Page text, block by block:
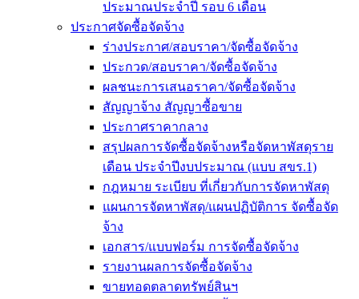
ประมาณประจำปี รอบ 6 เดือน
ประกาศจัดซื้อจัดจ้าง
ร่างประกาศ/สอบราคา/จัดซื้อจัดจ้าง
ประกวด/สอบราคา/จัดซื้อจัดจ้าง
ผลชนะการเสนอราคา/จัดซื้อจัดจ้าง
สัญญาจ้าง สัญญาซื้อขาย
ประกาศราคากลาง
สรุปผลการจัดซื้อจัดจ้างหรือจัดหาพัสดุราย
เดือน ประจำปีงบประมาณ (แบบ สขร.1)
กฎหมาย ระเบียบ ที่เกี่ยวกับการจัดหาพัสดุ
แผนการจัดหาพัสดุ/แผนปฏิบัติการ จัดซื้อจัด
จ้าง
เอกสาร/แบบฟอร์ม การจัดซื้อจัดจ้าง
รายงานผลการจัดซื้อจัดจ้าง
ขายทอดตลาดทรัพย์สินฯ